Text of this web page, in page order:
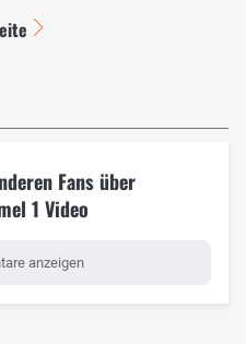
Fans über
1 Video
anzeigen